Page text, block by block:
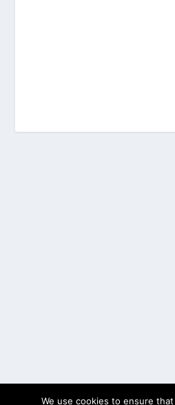
We use cookies to ensure